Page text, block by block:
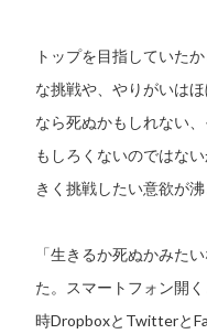
トップを目指していた
な挑戦や、やりがいは
なら死ぬかもしれない
もしろくないのではな
きく挑戦したい意欲が沸
「生きるか死ぬかみた
た。スマートフォン開
時DropboxとTwitterと